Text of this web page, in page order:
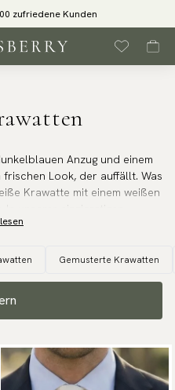
zufriedene Kunden
Anzug und einem
Look, der auffällt. Was
Krawatte mit einem weißen
Krawatten finden Sie alles
aushalten und der
haben wir weiße
Gemusterte Krawatten